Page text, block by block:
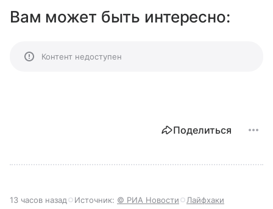
Вам может быть интересно:
Контент недоступен
Поделиться
13 часов назад Источник: © РИА Новости Лайфхаки